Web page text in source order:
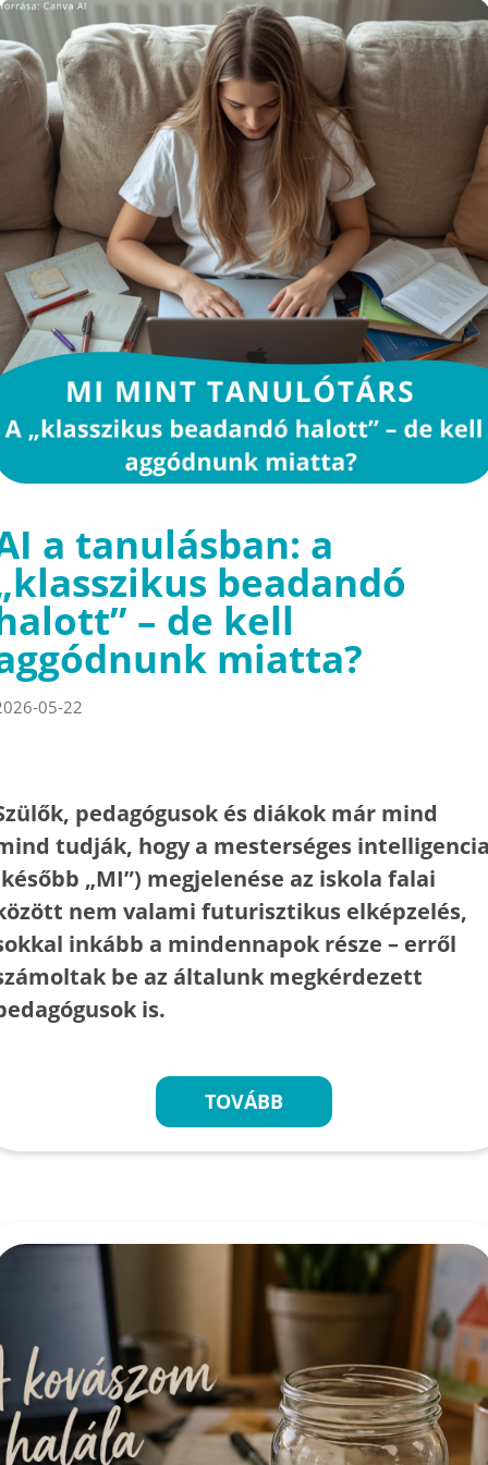
a tanulásban: a
beadandó
– de kell
miatta?
05-22
pedagógusok és diákok már mind
tudják, hogy a mesterséges
„MI”) megjelenése az iskola falai
nem valami futurisztikus elképzelés,
inkább a mindennapok része – erről
be az általunk megkérdezett
is.
TOVÁBB